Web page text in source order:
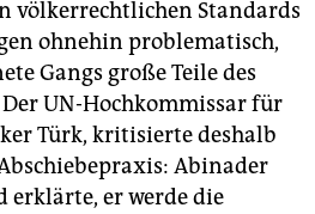
völkerrechtlichen Standards
ohnehin problematisch,
Gangs große Teile des
UN-Hochkommissar für
Türk, kritisierte deshalb
Abinader
erklärte, er werde die